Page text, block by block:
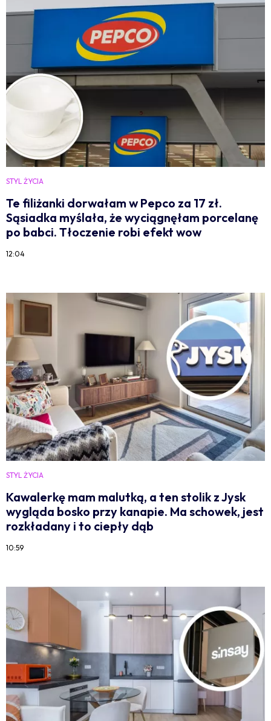
STYL ŻYCIA
Te filiżanki dorwałam w Pepco za 17 zł.
Sąsiadka myślała, że wyciągnęłam porcelanę
po babci. Tłoczenie robi efekt wow
12:04
STYL ŻYCIA
Kawalerkę mam malutką, a ten stolik z Jysk
wygląda bosko przy kanapie. Ma schowek, jest
rozkładany i to ciepły dąb
10:59